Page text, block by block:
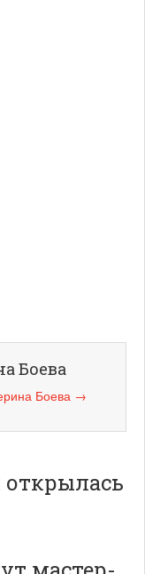
Боева
Боева →